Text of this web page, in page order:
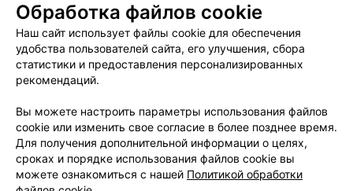
Пользовательское соглашение
Способы оплаты
Вакансии
Партнеры
Написать руководителю 103.by
Обработка персональных данных
Обработка файлов cookie
Наш сайт использует файлы cookie для обеспечения
удобства пользователей сайта, его улучшения, сбора
статистики и предоставления персонализированных
рекомендаций.
Вы можете настроить параметры использования файлов
cookie или изменить свое согласие в более позднее время.
Для получения дополнительной информации о целях,
сроках и порядке использования файлов cookie вы
можете ознакомиться с нашей Политикой обработки